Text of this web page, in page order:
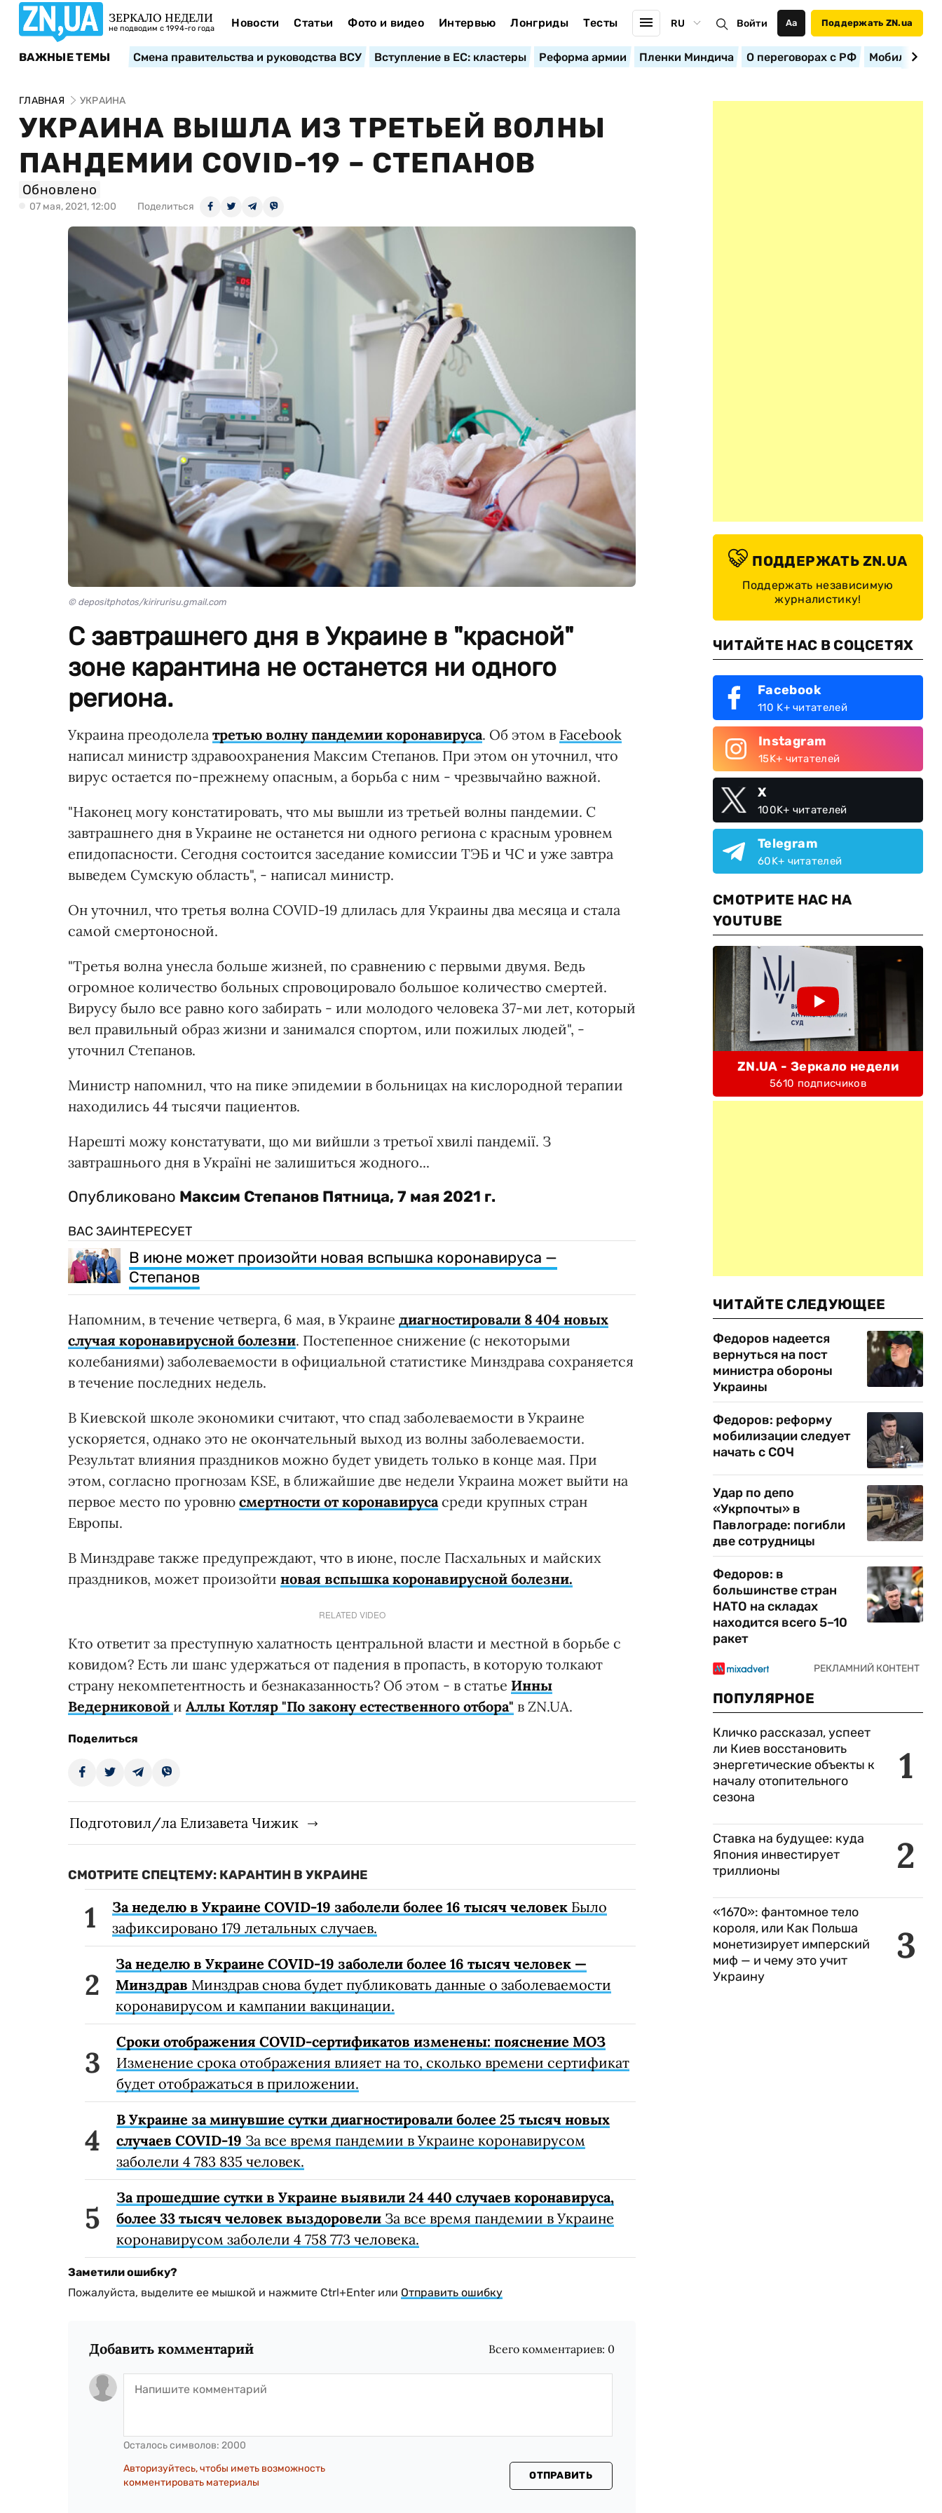
ЗЕРКАЛО НЕДЕЛИ
не подводим с 1994-го года Новости Статьи Фото и видео Интервью Лонгриды Тесты RU Войти Аа Поддержать ZN.ua
ВАЖНЫЕ ТЕМЫ Смена правительства и руководства ВСУ Вступление в ЕС: кластеры Реформа армии Пленки Миндича О переговорах с РФ
ГЛАВНАЯ УКРАИНА
УКРАИНА ВЫШЛА ИЗ ТРЕТЬЕЙ ВОЛНЫ
ПАНДЕМИИ COVID-19 – СТЕПАНОВ
Обновлено
07 мая, 2021, 12:00 Поделиться
© depositphotos/kirirurisu.gmail.com
С завтрашнего дня в Украине в "красной"
зоне карантина не останется ни одного
региона.
Украина преодолела третью волну пандемии коронавируса. Об этом в Facebook
написал министр здравоохранения Максим Степанов. При этом он уточнил, что
вирус остается по-прежнему опасным, а борьба с ним - чрезвычайно важной.
"Наконец могу констатировать, что мы вышли из третьей волны пандемии. С
завтрашнего дня в Украине не останется ни одного региона с красным уровнем
епидопасности. Сегодня состоится заседание комиссии ТЭБ и ЧС и уже завтра
выведем Сумскую область", - написал министр.
Он уточнил, что третья волна COVID-19 длилась для Украины два месяца и стала
самой смертоносной.
"Третья волна унесла больше жизней, по сравнению с первыми двумя. Ведь
огромное количество больных спровоцировало большое количество смертей.
Вирусу было все равно кого забирать - или молодого человека 37-ми лет, который
вел правильный образ жизни и занимался спортом, или пожилых людей", -
уточнил Степанов.
Министр напомнил, что на пике эпидемии в больницах на кислородной терапии
находились 44 тысячи пациентов.
Нарешті можу констатувати, що ми вийшли з третьої хвилі пандемії. З
завтрашнього дня в Україні не залишиться жодного...
Опубликовано Максим Степанов Пятница, 7 мая 2021 г.
ВАС ЗАИНТЕРЕСУЕТ
В июне может произойти новая вспышка коронавируса —
Степанов
Напомним, в течение четверга, 6 мая, в Украине диагностировали 8 404 новых
случая коронавирусной болезни. Постепенное снижение (с некоторыми
колебаниями) заболеваемости в официальной статистике Минздрава сохраняется
в течение последних недель.
В Киевской школе экономики считают, что спад заболеваемости в Украине
ускоряется, однако это не окончательный выход из волны заболеваемости.
Результат влияния праздников можно будет увидеть только в конце мая. При
этом, согласно прогнозам KSE, в ближайшие две недели Украина может выйти на
первое место по уровню смертности от коронавирусасреди крупных стран
Европы.
В Минздраве также предупреждают, что в июне, после Пасхальных и майских
праздников, может произойти новая вспышка коронавирусной болезни.
RELATED VIDEO
Кто ответит за преступную халатность центральной власти и местной в борьбе с
ковидом? Есть ли шанс удержаться от падения в пропасть, в которую толкают
страну некомпетентность и безнаказанность? Об этом - в статье Инны
Ведерниковой и Аллы Котляр "По закону естественного отбора" в ZN.UA.
Поделиться
Подготовил/ла Елизавета Чижик
СМОТРИТЕ СПЕЦТЕМУ: КАРАНТИН В УКРАИНЕ
За неделю в Украине COVID-19 заболели более 16 тысяч человек Было
зафиксировано 179 летальных случаев.
За неделю в Украине COVID-19 заболели более 16 тысяч человек —
Минздрав Минздрав снова будет публиковать данные о заболеваемости
коронавирусом и кампании вакцинации.
Сроки отображения COVID-сертификатов изменены: пояснение МОЗ
Изменение срока отображения влияет на то, сколько времени сертификат
будет отображаться в приложении.
В Украине за минувшие сутки диагностировали более 25 тысяч новых
случаев COVID-19 За все время пандемии в Украине коронавирусом
заболели 4 783 835 человек.
За прошедшие сутки в Украине выявили 24 440 случаев коронавируса,
более 33 тысяч человек выздоровели За все время пандемии в Украине
коронавирусом заболели 4 758 773 человека.
Заметили ошибку?
Пожалуйста, выделите ее мышкой и нажмите Ctrl+Enter или Отправить ошибку
Добавить комментарий Всего комментариев: 0
Осталось символов: 2000
Авторизуйтесь, чтобы иметь возможность
комментировать материалы
ОТПРАВИТЬ
ПОДДЕРЖАТЬ ZN.UA
Поддержать независимую
журналистику!
ЧИТАЙТЕ НАС В СОЦСЕТЯХ
Facebook
110 K+ читателей
Instagram
15K+ читателей
X
100K+ читателей
Telegram
60K+ читателей
СМОТРИТЕ НАС НА
YOUTUBE
ZN.UA - Зеркало недели
5610 подписчиков
ЧИТАЙТЕ СЛЕДУЮЩЕЕ
Федоров надеется
вернуться на пост
министра обороны
Украины
Федоров: реформу
мобилизации следует
начать с СОЧ
Удар по депо
«Укрпочты» в
Павлограде: погибли
две сотрудницы
Федоров: в
большинстве стран
НАТО на складах
находится всего 5–10
ракет
ПОПУЛЯРНОЕ
1
Кличко рассказал, успеет
ли Киев восстановить
энергетические объекты к
началу отопительного
сезона
2
Ставка на будущее: куда
Япония инвестирует
триллионы
3
«1670»: фантомное тело
короля, или Как Польша
монетизирует имперский
миф — и чему это учит
Украину